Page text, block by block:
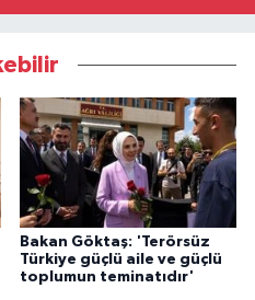
Bakan Göktaş: 'Terörsüz
Türkiye güçlü aile ve güçlü
toplumun teminatıdır'